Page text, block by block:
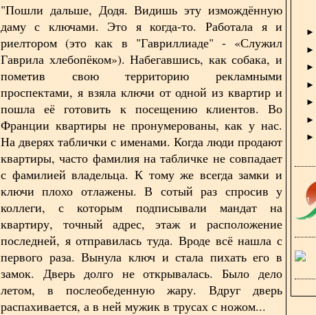
"Пошли дальше, Додя. Видишь эту измождённую
даму с ключами. Это я когда-то. Работала я и
риелтором (это как в "Гавриллиаде" - «Служил
Гаврила хлебопёком»). Набегавшись, как собака, и
пометив свою территорию рекламными
проспектами, я взяла ключи от одной из квартир и
пошла её готовить к посещению клиентов. Во
Франции квартиры не пронумерованы, как у нас.
На дверях таблички с именами. Когда люди продают
квартиры, часто фамилия на табличке не совпадает
с фамилией владельца. К тому же всегда замки и
ключи плохо отлажены. В сотый раз спросив у
коллеги, с которым подписывали мандат на
квартиру, точный адрес, этаж и расположение
последней, я отправилась туда. Вроде всё нашла с
первого раза. Вынула ключ и стала пихать его в
замок. Дверь долго не открывалась. Было дело
летом, в послеобеденную жару. Вдруг дверь
распахивается, а в ней мужик в трусах с ножом...
►
►
►
►
►
►
►